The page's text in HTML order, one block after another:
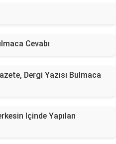
Cevabı
Dergi Yazısı Bulmaca
Içinde Yapılan